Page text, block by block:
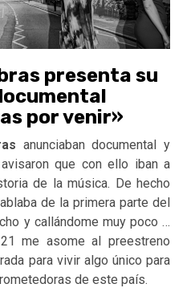
presenta su
por venir»
anunciaban documental y
que con ello iban a
de la música. De hecho
de la primera parte del
y callándome muy poco …
me asome al preestreno
para vivir algo único para
de este país.